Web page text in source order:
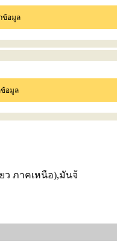
ข้อมูล
อมูล
ว ภาคเหนือ),มันจ้